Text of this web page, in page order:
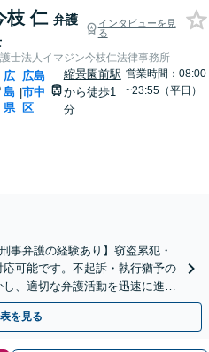
枝 仁 弁護
インタビューを見
る
士法人イマジン今枝仁法律事務所
広
島
県
|
広島
市中
区
縮景園前駅
から徒歩1
分
営業時間：08:00
~23:55（平日）
事弁護の経験あり】窃盗累犯・
可能です。不起訴・執行猶予の
、適切な弁護活動を迅速に進め
日祝相談可】
を見る